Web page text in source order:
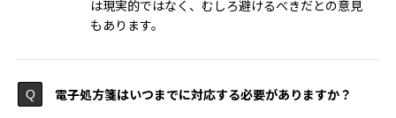
は現実的ではなく、むしろ避けるべきだとの意見
もあります。
電子処方箋はいつまでに対応する必要がありますか？